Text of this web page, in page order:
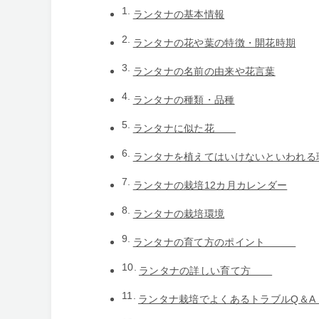
ランタナの基本情報
ランタナの花や葉の特徴・開花時期
ランタナの名前の由来や花言葉
ランタナの種類・品種
ランタナに似た花
ランタナを植えてはいけないといわれる
ランタナの栽培12カ月カレンダー
ランタナの栽培環境
ランタナの育て方のポイント
ランタナの詳しい育て方
ランタナ栽培でよくあるトラブル